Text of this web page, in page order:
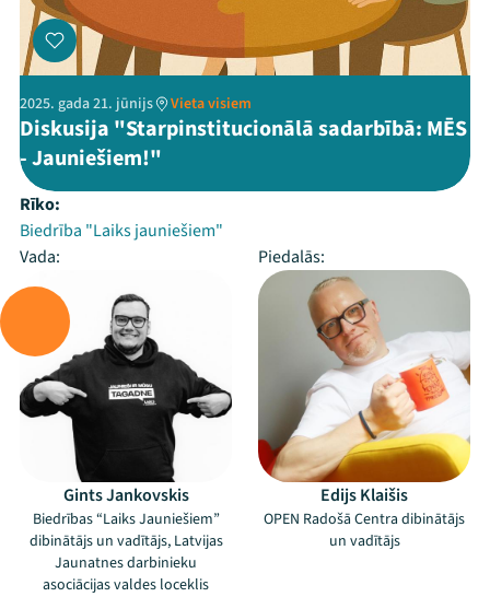
2025. gada 21. jūnijs Vieta visiem
Diskusija "Starpinstitucionālā sadarbībā: MĒS
- Jauniešiem!"
Rīko:
Biedrība "Laiks jauniešiem"
Vada:
Piedalās:
Gints Jankovskis
Biedrības “Laiks Jauniešiem”
dibinātājs un vadītājs, Latvijas
Jaunatnes darbinieku
asociācijas valdes loceklis
Edijs Klaišis
OPEN Radošā Centra dibinātājs
un vadītājs